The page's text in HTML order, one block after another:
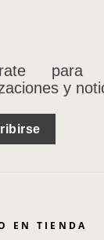
para
y
EN TIENDA